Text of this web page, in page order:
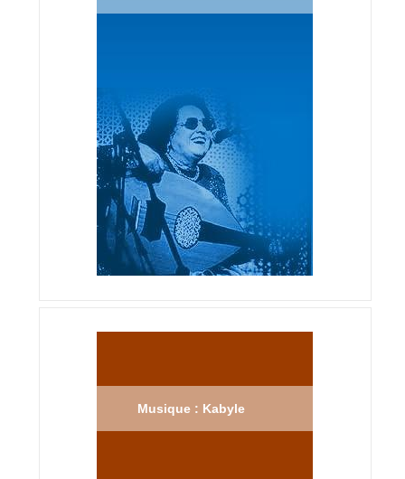
Musique : Kabyle